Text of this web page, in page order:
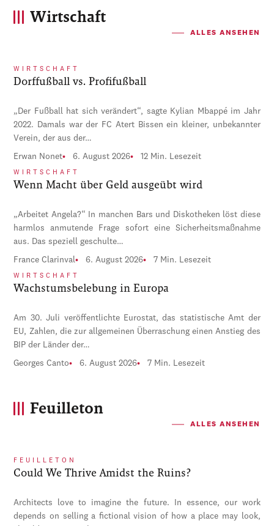
Wirtschaft
ALLES ANSEHEN
WIRTSCHAFT
Dorffußball vs. Profifußball
„Der Fußball hat sich verändert“, sagte Kylian Mbappé im Jahr
2022. Damals war der FC Atert Bissen ein kleiner, unbekannter
Verein, der aus der…
Erwan Nonet 6. August 2026 12 Min. Lesezeit
WIRTSCHAFT
Wenn Macht über Geld ausgeübt wird
„Arbeitet Angela?“ In manchen Bars und Diskotheken löst diese
harmlos anmutende Frage sofort eine Sicherheitsmaßnahme
aus. Das speziell geschulte…
France Clarinval 6. August 2026 7 Min. Lesezeit
WIRTSCHAFT
Wachstumsbelebung in Europa
Am 30. Juli veröffentlichte Eurostat, das statistische Amt der
EU, Zahlen, die zur allgemeinen Überraschung einen Anstieg des
BIP der Länder der…
Georges Canto 6. August 2026 7 Min. Lesezeit
Feuilleton
ALLES ANSEHEN
FEUILLETON
Could We Thrive Amidst the Ruins?
Architects love to imagine the future. In essence, our work
depends on selling a fictional vision of how a place may look,